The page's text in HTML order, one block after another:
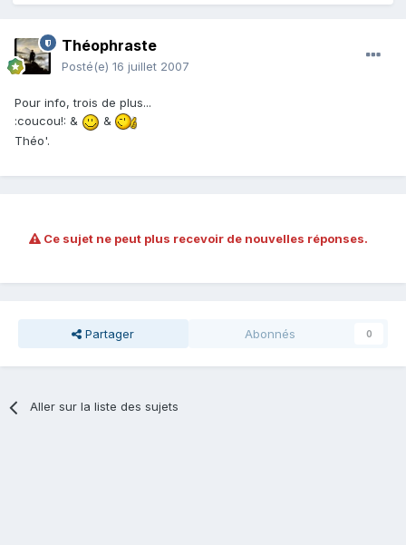
Théophraste
Posté(e) 16 juillet 2007
Pour info, trois de plus...
:coucou!: &
&
Théo'.
Ce sujet ne peut plus recevoir de nouvelles réponses.
Partager Abonnés 0
Aller sur la liste des sujets